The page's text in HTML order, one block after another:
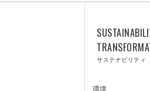
サステナビリティ
環境